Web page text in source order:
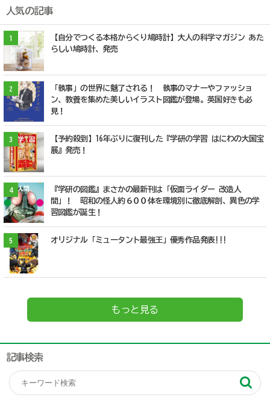
人気の記事
1
【自分でつくる本格からくり鳩時計】大人の科学マガジン あた
らしい鳩時計、発売
2
「執事」の世界に魅了される！ 執事のマナーやファッショ
ン、教養を集めた美しいイラスト図鑑が登場。英国好きも必
見！
3
【予約殺到】16年ぶりに復刊した『学研の学習 はにわの大国宝
展』発売！
4
『学研の図鑑』まさかの最新刊は「仮面ライダー 改造人
間」！ 昭和の怪人約６００体を環境別に徹底解剖、異色の学
習図鑑が誕生！
5 オリジナル「ミュータント最強王」優秀作品発表!!!
もっと見る
記事検索